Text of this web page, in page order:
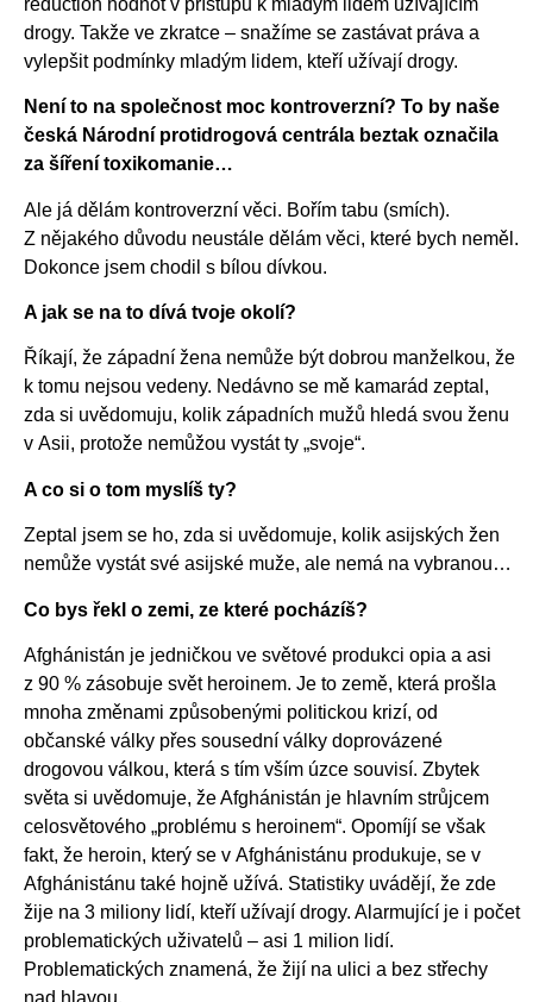
drogy. Takže ve zkratce – snažíme se zastávat práva a
vylepšit podmínky mladým lidem, kteří užívají drogy.
Není to na společnost moc kontroverzní? To by naše
česká Národní protidrogová centrála beztak označila
za šíření toxikomanie…
Ale já dělám kontroverzní věci. Bořím tabu (smích).
Z nějakého důvodu neustále dělám věci, které bych neměl.
Dokonce jsem chodil s bílou dívkou.
A jak se na to dívá tvoje okolí?
Říkají, že západní žena nemůže být dobrou manželkou, že
k tomu nejsou vedeny. Nedávno se mě kamarád zeptal,
zda si uvědomuju, kolik západních mužů hledá svou ženu
v Asii, protože nemůžou vystát ty „svoje“.
A co si o tom myslíš ty?
Zeptal jsem se ho, zda si uvědomuje, kolik asijských žen
nemůže vystát své asijské muže, ale nemá na vybranou…
Co bys řekl o zemi, ze které pocházíš?
Afghánistán je jedničkou ve světové produkci opia a asi
z 90 % zásobuje svět heroinem. Je to země, která prošla
mnoha změnami způsobenými politickou krizí, od
občanské války přes sousední války doprovázené
drogovou válkou, která s tím vším úzce souvisí. Zbytek
světa si uvědomuje, že Afghánistán je hlavním strůjcem
celosvětového „problému s heroinem“. Opomíjí se však
fakt, že heroin, který se v Afghánistánu produkuje, se v
Afghánistánu také hojně užívá. Statistiky uvádějí, že zde
žije na 3 miliony lidí, kteří užívají drogy. Alarmující je i počet
problematických uživatelů – asi 1 milion lidí.
Problematických znamená, že žijí na ulici a bez střechy
nad hlavou.